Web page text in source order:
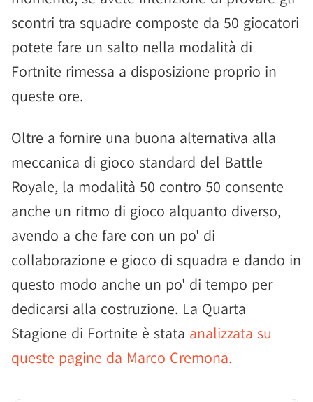
scontri tra squadre composte da 50 giocatori
potete fare un salto nella modalità di
Fortnite rimessa a disposizione proprio in
queste ore.
Oltre a fornire una buona alternativa alla
meccanica di gioco standard del Battle
Royale, la modalità 50 contro 50 consente
anche un ritmo di gioco alquanto diverso,
avendo a che fare con un po' di
collaborazione e gioco di squadra e dando in
questo modo anche un po' di tempo per
dedicarsi alla costruzione. La Quarta
Stagione di Fortnite è stata analizzata su
queste pagine da Marco Cremona.